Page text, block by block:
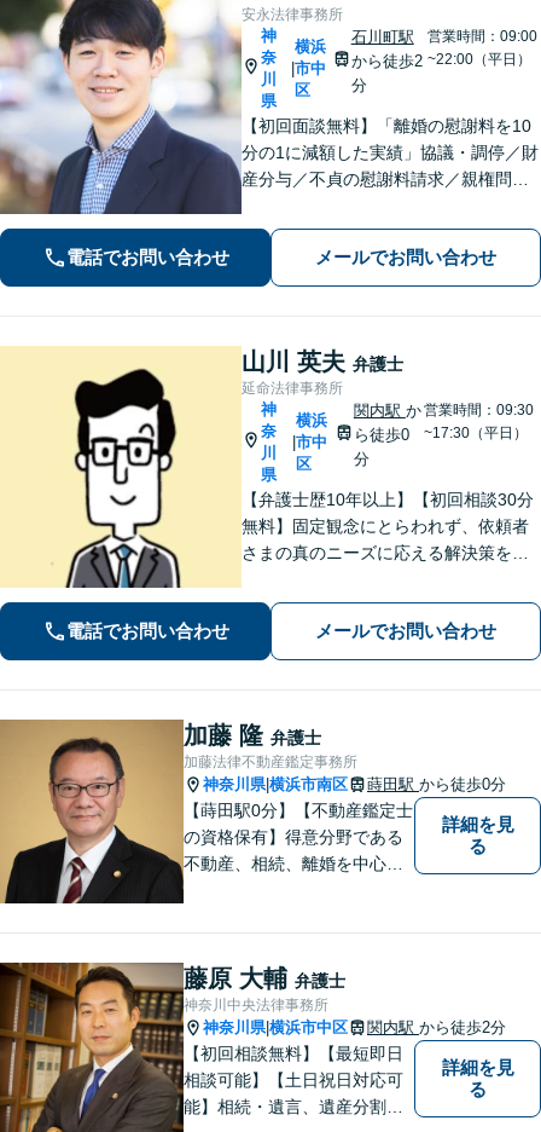
安永法律事務所
神
奈
川
県
横浜
市中
区
石川町駅
から徒歩2
分
営業時間：09:00
~22:00（平日）
【初回面談無料】「離婚の慰謝料を10
分の1に減額した実績」協議・調停／財
産分与／不貞の慰謝料請求／親権問題
ーの顧問経験豊富」土地・建物の明渡
しや賃料回収など幅広くサポート【夜
間・休日面談可】【電話相談対応】
電話でお問い合わせ メールでお問い合わせ
山川 英夫 弁護士
延命法律事務所
神
奈
川
県
横浜
市中
区
関内駅 か
ら徒歩0
分
営業時間：09:30
~17:30（平日）
【弁護士歴10年以上】【初回相談30分
無料】固定観念にとらわれず、依頼者
さまの真のニーズに応える解決策を導
士業との連携で不動産トラブルや相続
問題にワンストップの対応も可能【WE
B面談対応】【関内駅3分】
電話でお問い合わせ メールでお問い合わせ
加藤 隆 弁護士
加藤法律不動産鑑定事務所
神奈川県|横浜市南区 蒔田駅 から徒歩0分
【蒔田駅0分】【不動産鑑定士
の資格保有】得意分野である
不動産、相続、離婚を中心に
り添った弁護活動を目指しま
す。 お困りの方はぜひご相談
ください。
詳細を見
る
藤原 大輔 弁護士
神奈川中央法律事務所
神奈川県|横浜市中区 関内駅 から徒歩2分
【初回相談無料】【最短即日
相談可能】【土日祝日対応可
能】相続・遺言、遺産分割、
詳細を見
る